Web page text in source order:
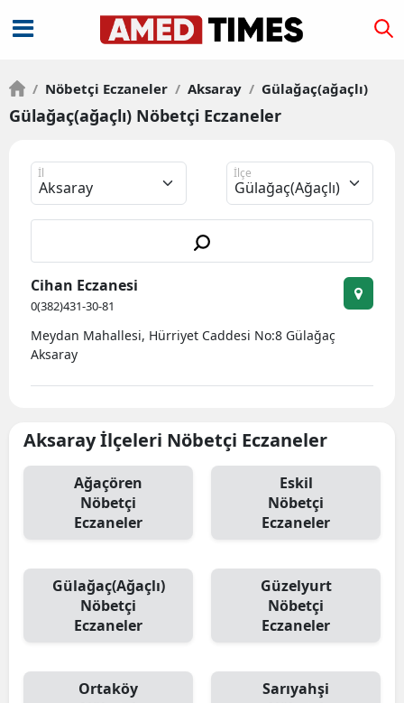
/ Nöbetçi Eczaneler / Aksaray / Gülağaç(ağaçlı)
Gülağaç(ağaçlı) Nöbetçi Eczaneler
İl İlçe
Cihan Eczanesi
0(382)431-30-81
Meydan Mahallesi, Hürriyet Caddesi No:8 Gülağaç
Aksaray
Aksaray İlçeleri Nöbetçi Eczaneler
Ağaçören
Nöbetçi
Eczaneler
Eskil
Nöbetçi
Eczaneler
Gülağaç(Ağaçlı)
Nöbetçi
Eczaneler
Güzelyurt
Nöbetçi
Eczaneler
Ortaköy
Sarıyahşi